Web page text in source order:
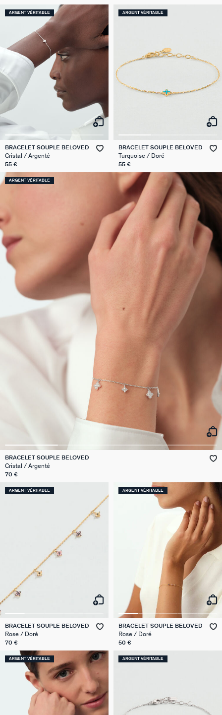
ARGENT VÉRITABLE
BRACELET SOUPLE BELOVED
Cristal / Argenté
55 €
ARGENT VÉRITABLE
BRACELET SOUPLE BELOVED
Turquoise / Doré
55 €
ARGENT VÉRITABLE
BRACELET SOUPLE BELOVED
Cristal / Argenté
70 €
ARGENT VÉRITABLE
BRACELET SOUPLE BELOVED
Rose / Doré
70 €
ARGENT VÉRITABLE
BRACELET SOUPLE BELOVED
Rose / Doré
50 €
ARGENT VÉRITABLE ARGENT VÉRITABLE